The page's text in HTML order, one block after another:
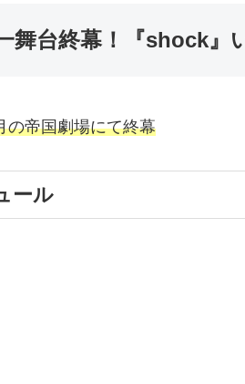
舞台終幕！『shock』
の帝国劇場にて終幕
ール